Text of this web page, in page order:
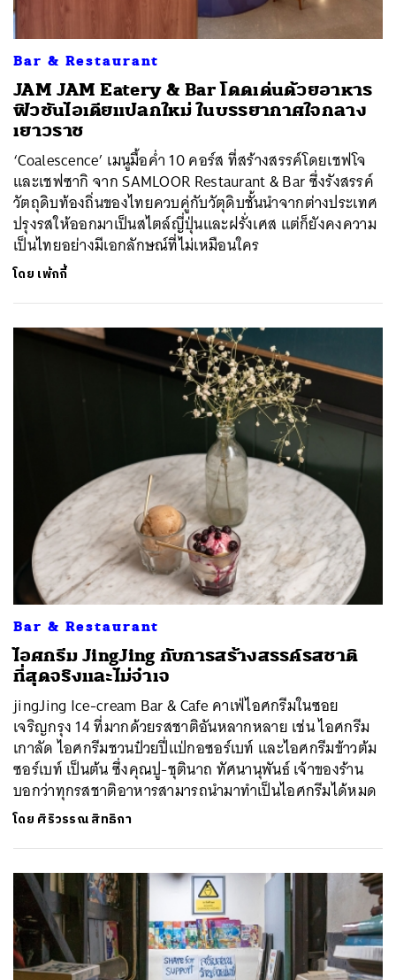
Bar & Restaurant
JAM JAM Eatery & Bar โดดเด่นด้วยอาหาร
ฟิวชันไอเดียแปลกใหม่ ในบรรยากาศใจกลาง
เยาวราช
‘Coalescence’ เมนูมื้อค่ำ 10 คอร์ส ที่สร้างสรรค์โดยเชฟโจ
และเชฟซากิ จาก SAMLOOR Restaurant & Bar ซึ่งรังสรรค์
วัตถุดิบท้องถิ่นของไทยควบคู่กับวัตุดิบชั้นนำจากต่างประเทศ
ปรุงรสให้ออกมาเป็นสไตล์ญี่ปุ่นและฝรั่งเศส แต่ก็ยังคงความ
เป็นไทยอย่างมีเอกลักษณ์ที่ไม่เหมือนใคร
โดย เพ้กกี้
Bar & Restaurant
ไอศกรีม JingJing กับการสร้างสรรค์รสชาติ
ที่สุดจริงและไม่จำเจ
jingJing Ice-cream Bar & Cafe คาเฟ่ไอศกรีมในซอย
เจริญกรุง 14 ที่มากด้วยรสชาติอันหลากหลาย เช่น ไอศกรีม
เกาลัด ไอศกรีมชวนป๋วยปี่แป่กอซอร์เบท์ และไอศกรีมข้าวต้ม
ซอร์เบท์ เป็นต้น ซึ่งคุณปู-ชุตินาถ ทัศนานุพันธ์ เจ้าของร้าน
บอกว่าทุกรสชาติอาหารสามารถนำมาทำเป็นไอศกรีมได้หมด
โดย ศิริวรรณ สิทธิกา